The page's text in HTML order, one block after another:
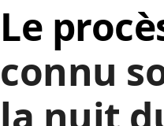
Le
connu